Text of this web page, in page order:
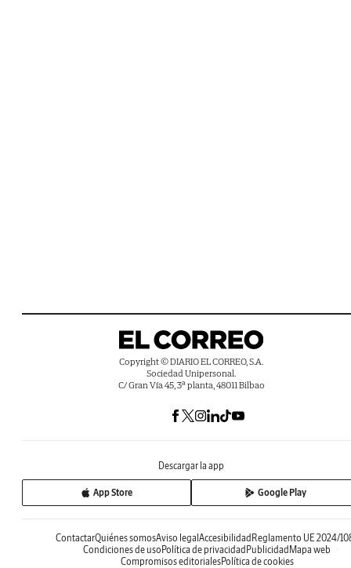
Copyright © DIARIO EL CORREO, S.A.
Sociedad Unipersonal.
C/ Gran Vía 45, 3ª planta, 48011 Bilbao
Descargar la app
App Store Google Play
ContactarQuiénes somosAviso legal Accesibilidad Reglamento UE 2024/
Condiciones de uso Política de privacidad Publicidad Mapa web
Compromisos editorialesPolítica de cookies